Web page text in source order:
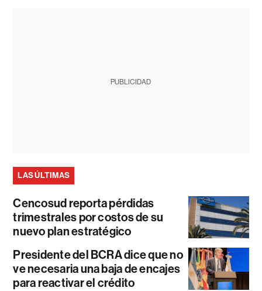
PUBLICIDAD
LAS ÚLTIMAS
Cencosud reporta pérdidas
trimestrales por costos de su
nuevo plan estratégico
Presidente del BCRA dice que no
ve necesaria una baja de encajes
para reactivar el crédito